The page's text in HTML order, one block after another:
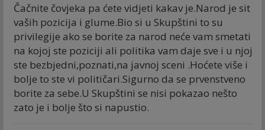
Čačnite čovjeka pa ćete vidjeti kakav je.Narod je sit
vaših pozicija i glume.Bio si u Skupštini to su
privilegije ako se borite za narod neće vam smetati
na kojoj ste poziciji ali politika vam daje sve i u njoj
ste bezbjedni,poznati,na javnoj sceni .Hoćete više i
bolje to ste vi političari.Sigurno da se prvenstveno
borite za sebe.U Skupštini se nisi pokazao nešto
zato je i bolje što si napustio.